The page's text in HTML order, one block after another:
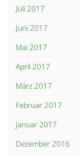
Juli 2017
Juni 2017
Mai 2017
April 2017
März 2017
Februar 2017
Januar 2017
Dezember 2016